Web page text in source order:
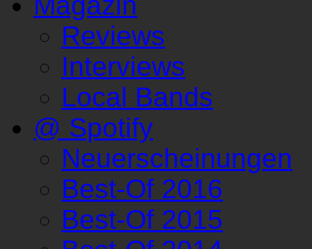
Reviews
Interviews
Local Bands
@ Spotify
Neuerscheinungen
Best-Of 2016
Best-Of 2015